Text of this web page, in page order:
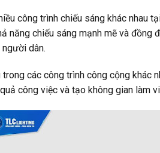
công trình chiếu sáng khác nhau
năng chiếu sáng mạnh mẽ và đồng
dân.
các công trình công cộng khác
công việc và tạo không gian làm